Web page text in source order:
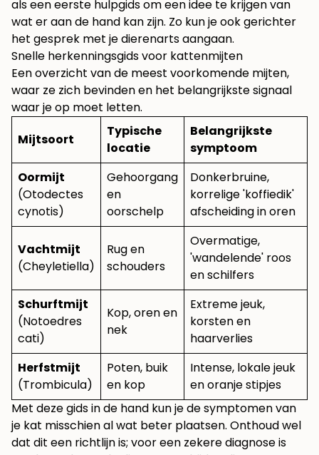
als een eerste hulpgids om een idee te krijgen van
wat er aan de hand kan zijn. Zo kun je ook gerichter
het gesprek met je dierenarts aangaan.
Snelle herkenningsgids voor kattenmijten
Een overzicht van de meest voorkomende mijten,
waar ze zich bevinden en het belangrijkste signaal
waar je op moet letten.
Mijtsoort
Typische
locatie
Belangrijkste
symptoom
Oormijt
(Otodectes
cynotis)
Gehoorgang
en
oorschelp
Donkerbruine,
korrelige 'koffiedik'
afscheiding in oren
Vachtmijt
(Cheyletiella)
Rug en
schouders
Overmatige,
'wandelende' roos
en schilfers
Schurftmijt
(Notoedres
cati)
Kop, oren en
nek
Extreme jeuk,
korsten en
haarverlies
Herfstmijt
(Trombicula)
Poten, buik
en kop
Intense, lokale jeuk
en oranje stipjes
Met deze gids in de hand kun je de symptomen van
je kat misschien al wat beter plaatsen. Onthoud wel
dat dit een richtlijn is; voor een zekere diagnose is